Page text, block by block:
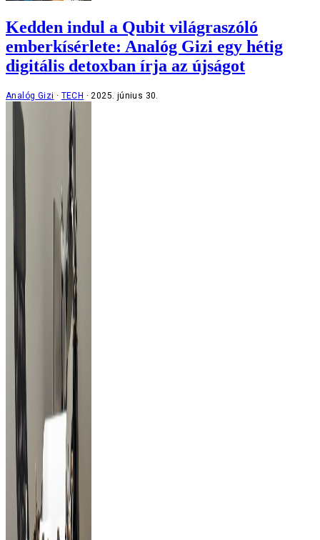
Kedden indul a Qubit világraszóló
emberkísérlete: Analóg Gizi egy hétig
digitális detoxban írja az újságot
Analóg Gizi TECH 2025. június 30.